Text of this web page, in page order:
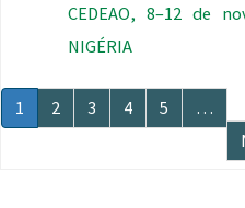
CEDEAO, 8–12 de
NIGÉRIA
Paginação
Página
atual
1 Página
2 Página
3 Página
4 Página
5
…